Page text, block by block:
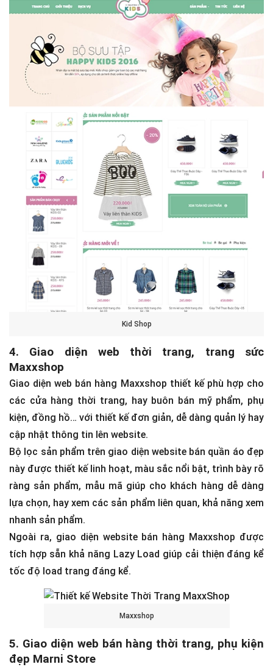
Kid Shop
4. Giao diện web thời trang, trang sức
Maxxshop
Giao diện web bán hàng Maxxshop thiết kế phù hợp cho
các cửa hàng thời trang, hay buôn bán mỹ phẩm, phụ
kiện, đồng hồ… với thiết kế đơn giản, dễ dàng quản lý hay
cập nhật thông tin lên website.
Bộ lọc sản phẩm trên giao diện website bán quần áo đẹp
này được thiết kế linh hoạt, màu sắc nổi bật, trình bày rõ
ràng sản phẩm, mẫu mã giúp cho khách hàng dễ dàng
lựa chọn, hay xem các sản phẩm liên quan, khả năng xem
nhanh sản phẩm.
Ngoài ra, giao diện website bán hàng Maxxshop được
tích hợp sẵn khả năng Lazy Load giúp cải thiện đáng kể
tốc độ load trang đáng kể.
Maxxshop
5. Giao diện web bán hàng thời trang, phụ kiện
đẹp Marni Store